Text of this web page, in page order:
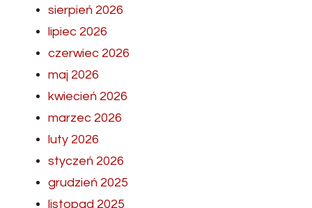
sierpień 2026
lipiec 2026
czerwiec 2026
maj 2026
kwiecień 2026
marzec 2026
luty 2026
styczeń 2026
grudzień 2025
listopad 2025